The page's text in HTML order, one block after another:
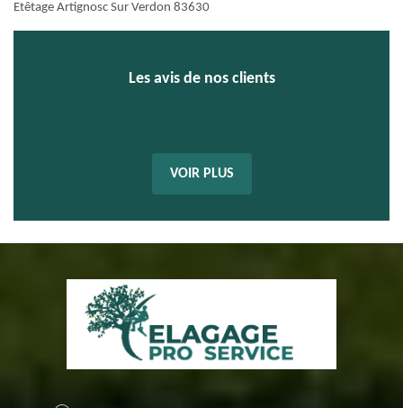
Etêtage Artignosc Sur Verdon 83630
Les avis de nos clients
VOIR PLUS